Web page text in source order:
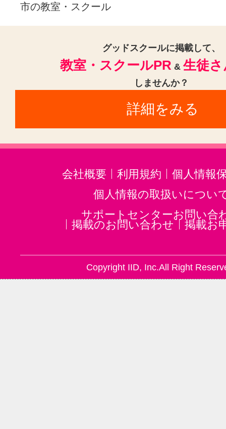
市の教室・スクール
グッドスクールに掲載して、
教室・スクールPR & 生徒
しませんか？
詳細をみる
会社概要 利用規約
個人情報
個人情報の取扱いについ
サポートセンターお問い合
掲載のお問い合わせ
掲載お
Copyright IID, Inc.All Right